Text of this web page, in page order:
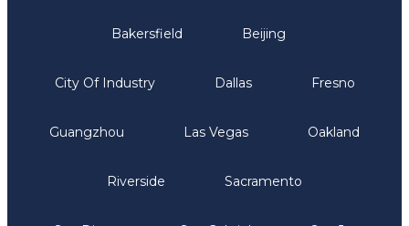
Bakersfield Beijing
City Of Industry Dallas Fresno
Guangzhou Las Vegas Oakland
Riverside Sacramento